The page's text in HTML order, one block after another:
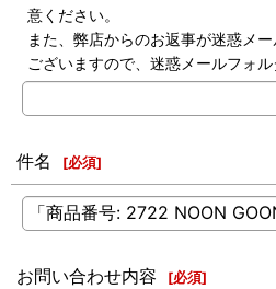
意ください。
また、弊店からのお返事が迷惑メ
ございますので、迷惑メールフォル
件名 [必須]
お問い合わせ内容 [必須]